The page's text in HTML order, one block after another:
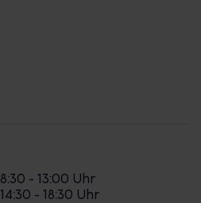
8:30 - 13:00 Uhr
14:30 - 18:30 Uhr